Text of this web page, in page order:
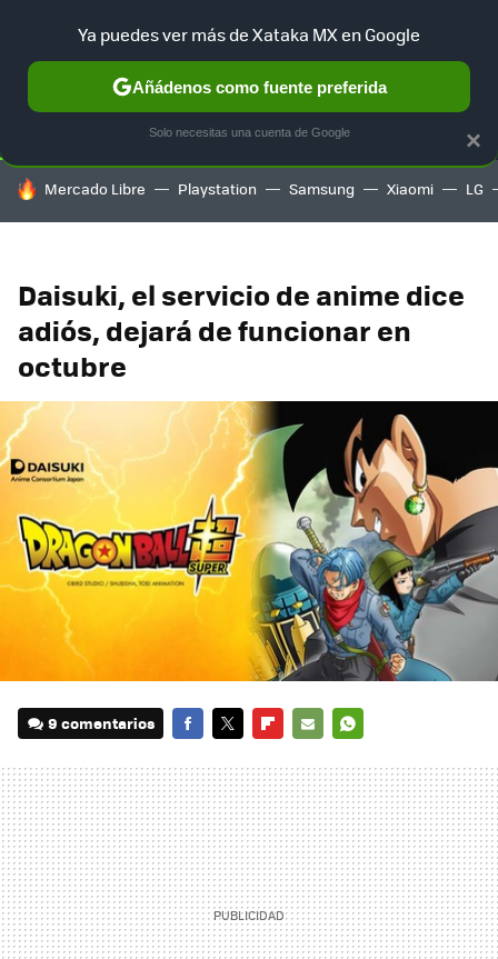
SELECCIÓN GAMING HOME AUTO TERRITORIO
HOY SE HABLA DE
Mercado Libre Playstation Samsung Xiaomi LG
Daisuki, el servicio de anime dice
adiós, dejará de funcionar en
octubre
9 comentarios
MAIL
×
Ya puedes ver más de Xataka MX en Google
Añádenos como fuente preferida
Solo necesitas una cuenta de Google